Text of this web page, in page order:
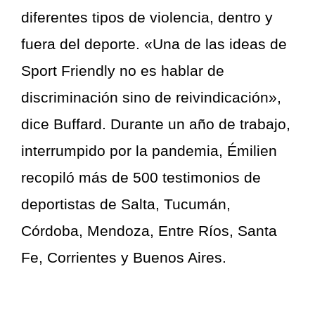
diferentes tipos de violencia, dentro y
fuera del deporte. «Una de las ideas de
Sport Friendly no es hablar de
discriminación sino de reivindicación»,
dice Buffard. Durante un año de trabajo,
interrumpido por la pandemia, Émilien
recopiló más de 500 testimonios de
deportistas de Salta, Tucumán,
Córdoba, Mendoza, Entre Ríos, Santa
Fe, Corrientes y Buenos Aires.